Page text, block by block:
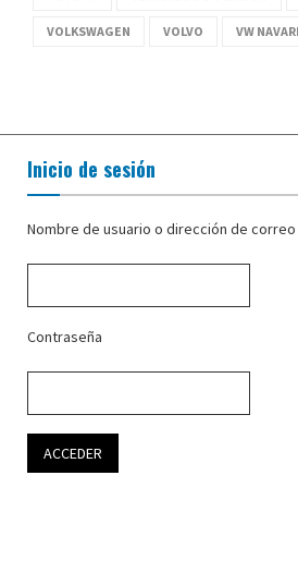
VOLKSWAGEN VOLVO VW
Inicio de sesión
Nombre de usuario o dirección de
Contraseña